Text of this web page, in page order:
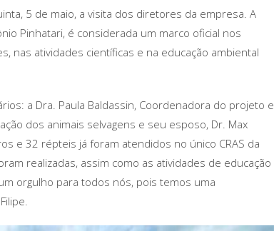
5 de maio, a visita dos diretores da empresa. A
Pinhatari, é considerada um marco oficial nos
nas atividades científicas e na educação ambiental
a Dra. Paula Baldassin, Coordenadora do projeto e
dos animais selvagens e seu esposo, Dr. Max
e 32 répteis já foram atendidos no único CRAS da
realizadas, assim como as atividades de educação
orgulho para todos nós, pois temos uma